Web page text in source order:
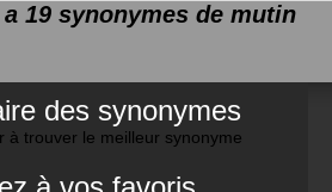
19 synonymes de mutin
des synonymes
à trouver le meilleur synonyme